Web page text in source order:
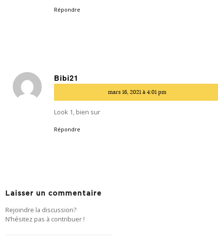
Répondre
Bibi21
:
mars 16, 2021 à 4:01 pm
Look 1, bien sur
Répondre
Laisser un commentaire
Rejoindre la discussion?
N’hésitez pas à contribuer !